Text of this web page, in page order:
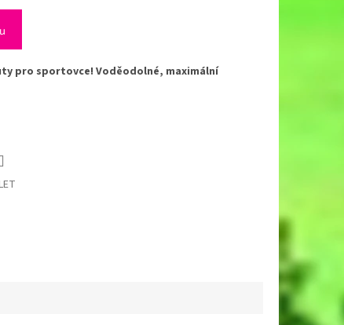
pro sportovce! Voděodolné, maximální